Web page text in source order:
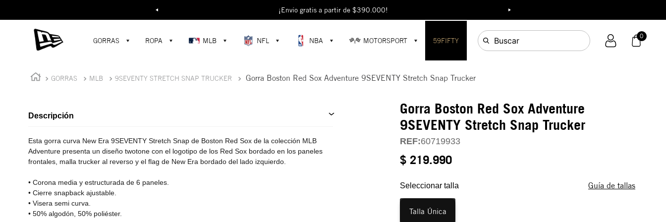
Buscar... ¡Envío gratis a partir de $390.000!
¡Descubre colecciones exclusivas en la tienda oficial de New Era en Colombia!
GORRAS ROPA MLB NFL NBA MOTORSPORT 59FIFTY Buscar 0
GORRAS MLB 9SEVENTY STRETCH SNAP TRUCKER Gorra Boston Red Sox Adventure 9SEVENTY Stretch Snap Trucker
Descripción
Esta gorra curva New Era 9SEVENTY Stretch Snap de Boston Red Sox de la colección MLB
Adventure presenta un diseño twotone con el logotipo de los Red Sox bordado en los paneles
frontales, malla trucker al reverso y el flag de New Era bordado del lado izquierdo.
• Corona media y estructurada de 6 paneles.
• Cierre snapback ajustable.
• Visera semi curva.
• 50% algodón, 50% poliéster.
Gorra Boston Red Sox Adventure
9SEVENTY Stretch Snap Trucker
REF:60719933
$ 219.990
Seleccionar talla Guía de tallas
Talla Única